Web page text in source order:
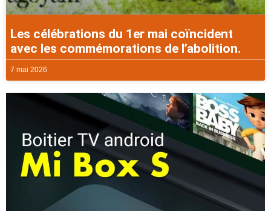
Les célébrations du 1er mai coïncident
avec les commémorations de l’abolition.
7 mai 2026